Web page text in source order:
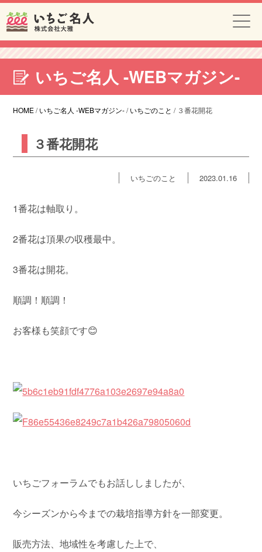
いちご名人 -WEBマガジン-
HOME/いちご名人 -WEBマガジン-/いちごのこと / ３番花開花
３番花開花
いちごのこと 2023.01.16
1番花は軸取り。
2番花は頂果の収穫最中。
3番花は開花。
順調！順調！
お客様も笑顔です😊
いちごフォーラムでもお話ししましたが、
今シーズンから今までの栽培指導方針を一部変更。
販売方法、地域性を考慮した上で、